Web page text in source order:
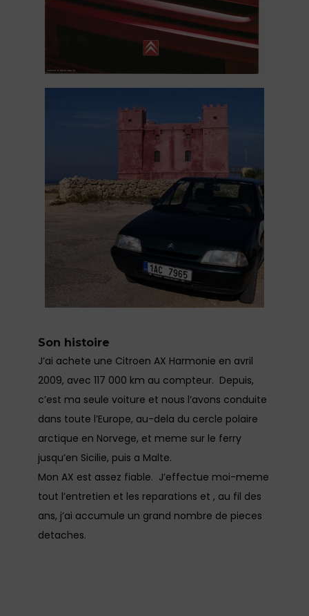
Son histoire
J’ai achete une Citroen AX Harmonie en avril
2009, avec 117 000 km au compteur. Depuis,
c’est ma seule voiture et nous l’avons conduite
dans toute l’Europe, au-dela du cercle polaire
arctique en Norvege, et meme sur le ferry
jusqu’en Sicilie, puis a Malte.
Mon AX est assez fiable. J’effectue moi-meme
tout l’entretien et les reparations et , au fil des
ans, j’ai accumule un grand nombre de pieces
detaches.